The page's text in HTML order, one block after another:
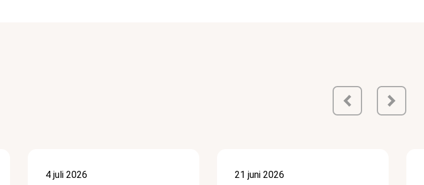
4 juli 2026 21 juni 2026